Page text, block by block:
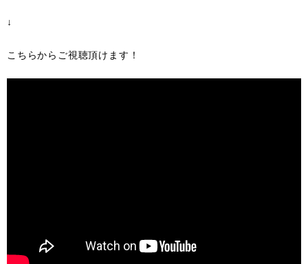
↓
こちらからご視聴頂けます！